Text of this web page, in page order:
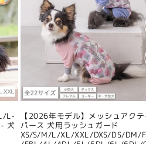
L-
犬
【2026年モデル】メッシュアク
パース 犬用ラッシュガード
XS/S/M/L/XL/XXL/DXS/DS/DM/